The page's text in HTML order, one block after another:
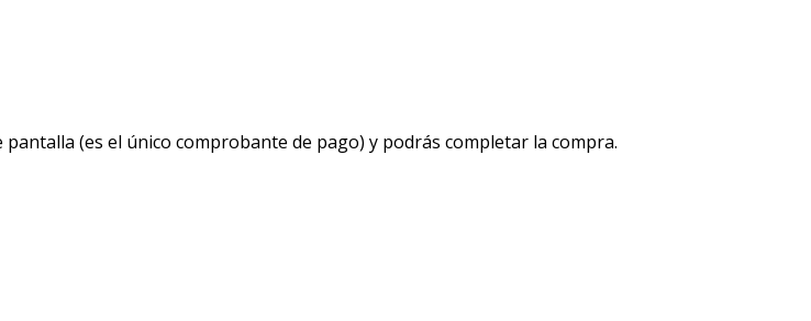
(es el único comprobante de pago) y podrás completar la compra.